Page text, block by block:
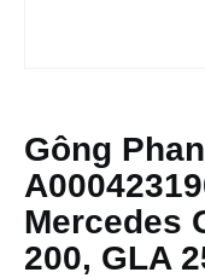
Gông
Mercedes
200, GLA